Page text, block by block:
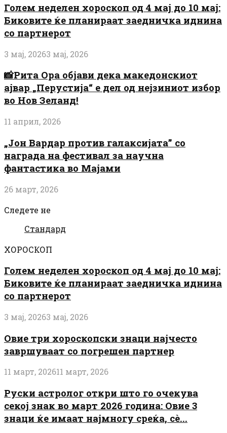
Голем неделен хороскоп од 4 мај до 10 мај:
Биковите ќе планираат заедничка иднина
со партнерот
3 мај, 20263 мај, 2026
📸Рита Ора објави дека македонскиот
ајвар „Перустија“ е дел од нејзиниот избор
во Нов Зеланд!
11 април, 2026
„Јон Вардар против галаксијата” со
награда на фестивал за научна
фантастика во Мајами
26 март, 2026
Следете не
Стандард
ХОРОСКОП
Голем неделен хороскоп од 4 мај до 10 мај:
Биковите ќе планираат заедничка иднина
со партнерот
3 мај, 20263 мај, 2026
Овие три хороскопски знаци најчесто
завршуваат со погрешен партнер
11 март, 202611 март, 2026
Руски астролог откри што го очекува
секој знак во март 2026 година: Овие 3
знаци ќе имаат најмногу среќа, сè...